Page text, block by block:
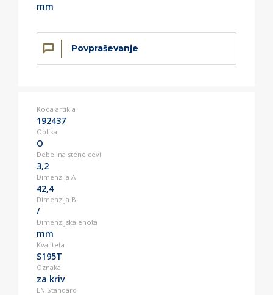
mm
Povpraševanje
Koda artikla
192437
Oblika
O
Debelina stene cevi
3,2
Dimenzija A
42,4
Dimenzija B
/
Dimenzijska enota
mm
Kvaliteta
S195T
Oznaka
za kriv
EN Standard